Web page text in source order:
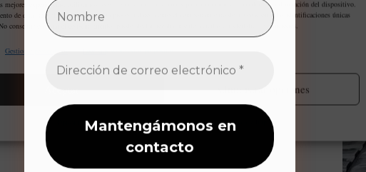
mejores experiencias, utilizamos tecnologías como las cookies para almacenar y/o acceder a la información del dispositivo.
de estas tecnologías nos permitirá procesar datos como el comportamiento de navegación o las identificaciones únicas
consentir o retirar el consentimiento, puede afectar negativamente a ciertas características y funciones.
Gestionar proveedores
Administrar opciones
Opt-out preferences Declaración de privacidad Aviso Legal / Imprint